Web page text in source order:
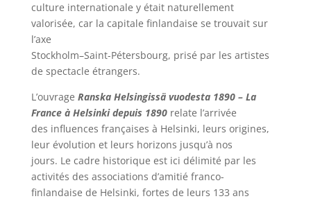
culture internationale y était naturellement
valorisée, car la capitale finlandaise se trouvait sur
l’axe
Stockholm–Saint-Pétersbourg, prisé par les artistes
de spectacle étrangers.
L’ouvrage Ranska Helsingissä vuodesta 1890 – La
France à Helsinki depuis 1890relate l’arrivée
des influences françaises à Helsinki, leurs origines,
leur évolution et leurs horizons jusqu’à nos
jours. Le cadre historique est ici délimité par les
activités des associations d’amitié franco-
finlandaise de Helsinki, fortes de leurs 133 ans